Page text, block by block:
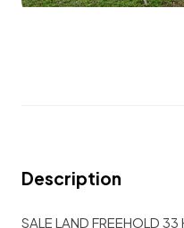
Description
SALE LAND FREEHOLD